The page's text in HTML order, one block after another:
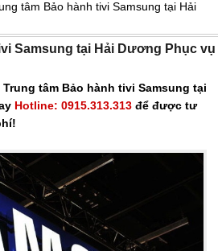
tâm Bảo hành tivi Samsung tại Hải
Samsung tại Hải Dương Phục vụ
tâm Bảo hành tivi Samsung tại
Hotline: 0915.313.313 để được tư